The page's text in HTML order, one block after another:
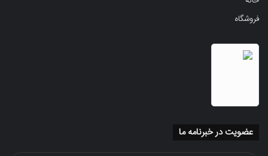
فروشگاه
عضویت در خبرنامه ما